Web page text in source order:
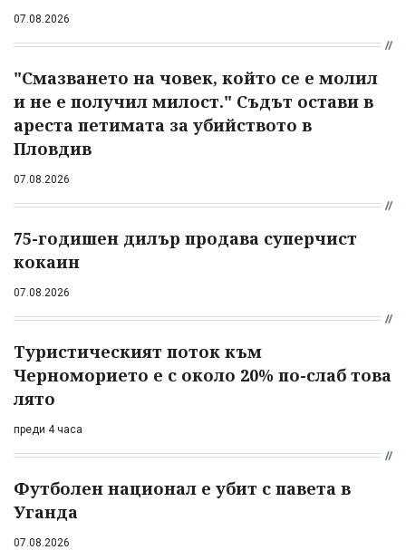
07.08.2026
"Смазването на човек, който се е молил
и не е получил милост." Съдът остави в
ареста петимата за убийството в
Пловдив
07.08.2026
75-годишен дилър продава суперчист
кокаин
07.08.2026
Туристическият поток към
Черноморието е с около 20% по-слаб това
лято
преди 4 часа
Футболен национал е убит с павета в
Уганда
07.08.2026